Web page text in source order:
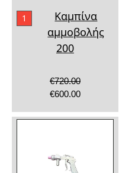
1
Καμπίνα
αμμοβολής
200
€720.00
€600.00